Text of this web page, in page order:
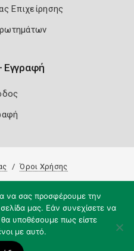
Επιχείρησης
Εγγραφή
Όροι Χρήσης
να σας προσφέρουμε την
μας. Εάν συνεχίσετε να
θα υποθέσουμε πως είστε
με αυτό.